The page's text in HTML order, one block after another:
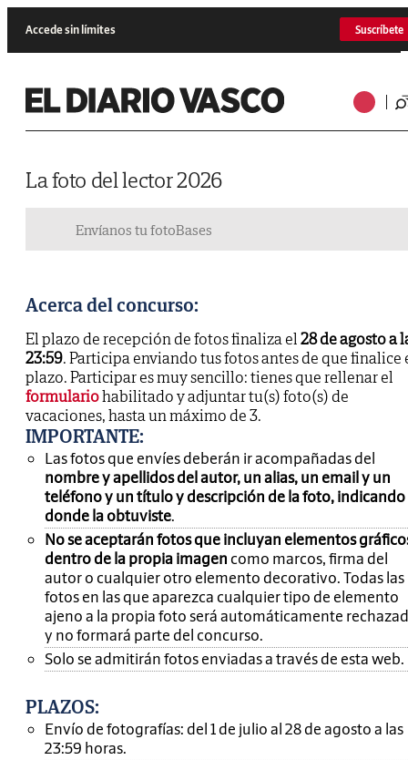
Accede sin límites Suscríbete
La foto del lector 2026
Envíanos tu fotoBases
Acerca del concurso:
El plazo de recepción de fotos finaliza el28 de agosto a
23:59. Participa enviando tus fotos antes de que finalice
plazo. Participar es muy sencillo: tienes que rellenar el
formulariohabilitado y adjuntar tu(s) foto(s) de
vacaciones, hasta un máximo de 3.
IMPORTANTE:
Las fotos que envíes deberán ir acompañadas del
nombre y apellidos del autor, un alias, un email y un
teléfono y un título y descripción de la foto, indicando
donde la obtuviste.
No se aceptarán fotos que incluyan elementos
dentro de la propia imagen como marcos, firma del
autor o cualquier otro elemento decorativo. Todas las
fotos en las que aparezca cualquier tipo de elemento
ajeno a la propia foto será automáticamente
y no formará parte del concurso.
Solo se admitirán fotos enviadas a través de esta web.
PLAZOS:
Envío de fotografías: del 1 de julio al 28 de agosto a las
23:59 horas.